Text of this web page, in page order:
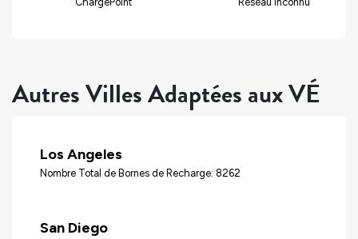
Autres Villes Adaptées aux VÉ
Los Angeles
Nombre Total de Bornes de Recharge: 8262
San Diego